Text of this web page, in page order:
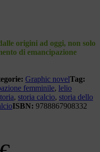
origini ad oggi, non solo
di emancipazione
Graphic novelTag:
femminile, lelio
, storia calcio, storia dello
ISBN: 9788867908332